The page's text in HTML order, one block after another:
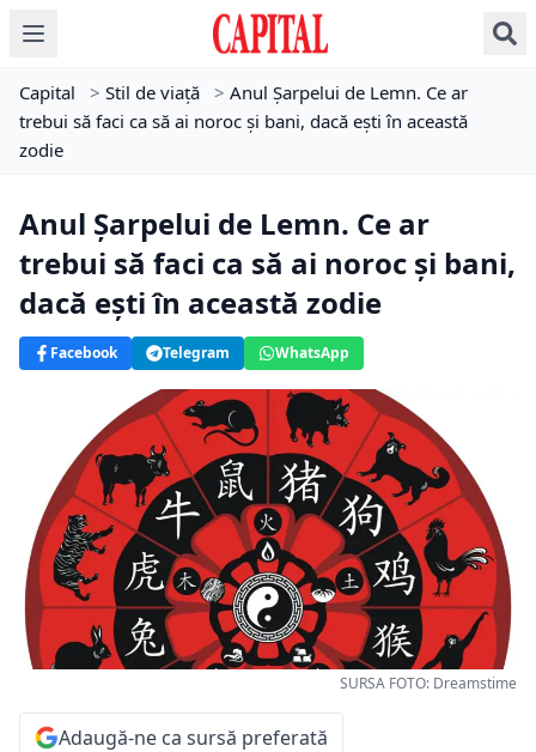
Capital > Stil de viață > Anul Șarpelui de Lemn. Ce ar
trebui să faci ca să ai noroc și bani, dacă ești în această
zodie
Anul Șarpelui de Lemn. Ce ar
trebui să faci ca să ai noroc și bani,
dacă ești în această zodie
Facebook Telegram WhatsApp
SURSA FOTO: Dreamstime
Adaugă-ne ca sursă preferată